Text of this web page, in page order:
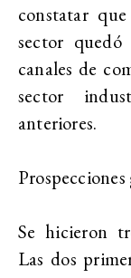
constatar
sector
canales de
sector
anteriores.
Se hicieron
Las dos